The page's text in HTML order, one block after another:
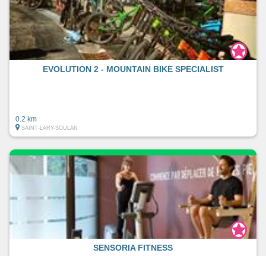
EVOLUTION 2 - MOUNTAIN BIKE SPECIALIST
0.2 km
SAINT-LARY-SOULAN
SENSORIA FITNESS